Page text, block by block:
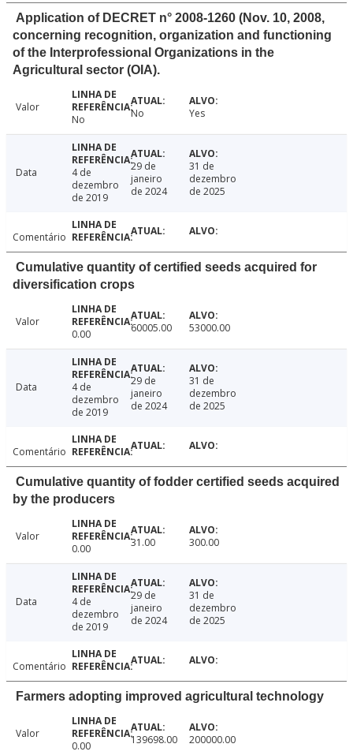
Application of DECRET n° 2008-1260 (Nov. 10, 2008,
concerning recognition, organization and functioning
of the Interprofessional Organizations in the
Agricultural sector (OIA).
Valor
No
No Yes
Data
4 de
dezembro
de 2019
29 de
janeiro
de 2024
31 de
dezembro
de 2025
Comentário
Cumulative quantity of certified seeds acquired for
diversification crops
Valor
0.00
60005.00 53000.00
Data
4 de
dezembro
de 2019
29 de
janeiro
de 2024
31 de
dezembro
de 2025
Comentário
Cumulative quantity of fodder certified seeds acquired
by the producers
Valor
0.00
31.00 300.00
Data
4 de
dezembro
de 2019
29 de
janeiro
de 2024
31 de
dezembro
de 2025
Comentário
Farmers adopting improved agricultural technology
Valor
0.00
139698.00 200000.00